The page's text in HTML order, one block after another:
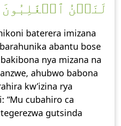
لَنَحۡنُ ٱلۡغَٰلِبُونَ
baterera imizana
abantu bose
nya mizana na
ahubwo babona
kw’izina rya
“Mu cubahiro ca
gutsinda